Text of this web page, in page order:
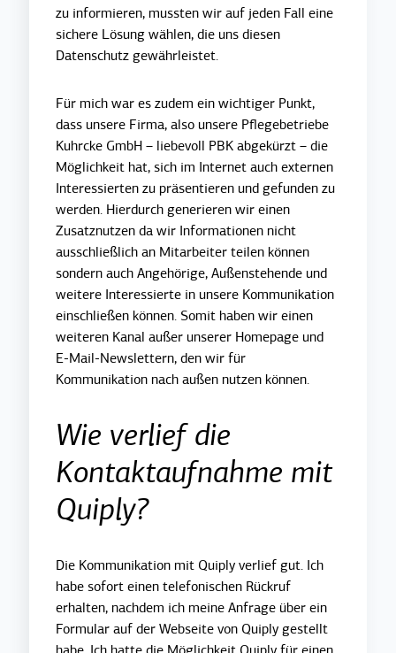
zu informieren, mussten wir auf jeden Fall eine
sichere Lösung wählen, die uns diesen
Datenschutz gewährleistet.
Für mich war es zudem ein wichtiger Punkt,
dass unsere Firma, also unsere Pflegebetriebe
Kuhrcke GmbH – liebevoll PBK abgekürzt – die
Möglichkeit hat, sich im Internet auch externen
Interessierten zu präsentieren und gefunden zu
werden. Hierdurch generieren wir einen
Zusatznutzen da wir Informationen nicht
ausschließlich an Mitarbeiter teilen können
sondern auch Angehörige, Außenstehende und
weitere Interessierte in unsere Kommunikation
einschließen können. Somit haben wir einen
weiteren Kanal außer unserer Homepage und
E-Mail-Newslettern, den wir für
Kommunikation nach außen nutzen können.
Wie verlief die
Kontaktaufnahme mit
Quiply?
Die Kommunikation mit Quiply verlief gut. Ich
habe sofort einen telefonischen Rückruf
erhalten, nachdem ich meine Anfrage über ein
Formular auf der Webseite von Quiply gestellt